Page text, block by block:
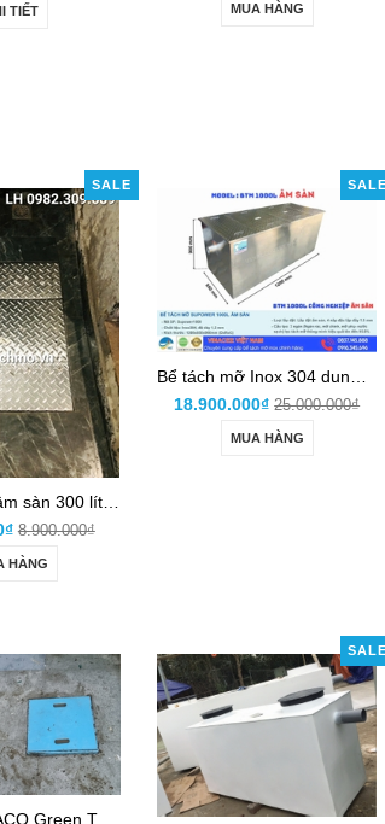
TIẾT MUA HÀNG
SALE
8.900.000₫
HÀNG
SALE
18.900.000₫ 25.000.000₫
MUA HÀNG
SALE